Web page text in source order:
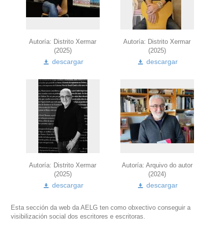
Autoría: Distrito Xermar
(2025)
descargar
Autoría: Distrito Xermar
(2025)
descargar
Autoría: Distrito Xermar
(2025)
descargar
Autoría: Arquivo do autor
(2024)
descargar
Esta sección da web da AELG ten como obxectivo conseguir a
visibilización social dos escritores e escritoras.